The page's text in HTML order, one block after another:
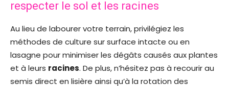
respecter le sol et les racines
Au lieu de labourer votre terrain, privilégiez les
méthodes de culture sur surface intacte ou en
lasagne pour minimiser les dégâts causés aux plantes
et à leurs racines. De plus, n’hésitez pas à recourir au
semis direct en lisière ainsi qu’à la rotation des